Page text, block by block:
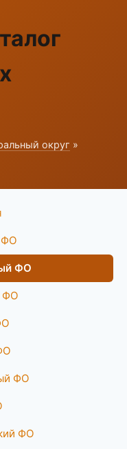
округ »
ФО
ФО
ФО
ФО
ФО